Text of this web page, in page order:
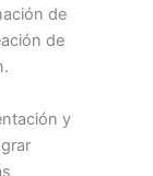
de
de
y